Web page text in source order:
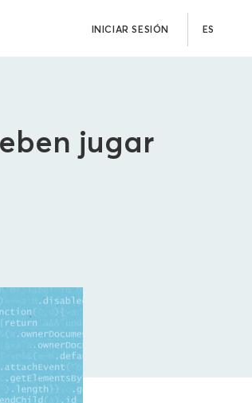
INICIAR SESIÓN ES
jugar